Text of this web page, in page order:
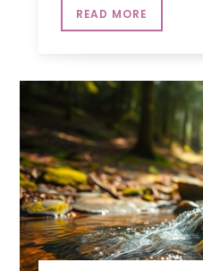
READ MORE